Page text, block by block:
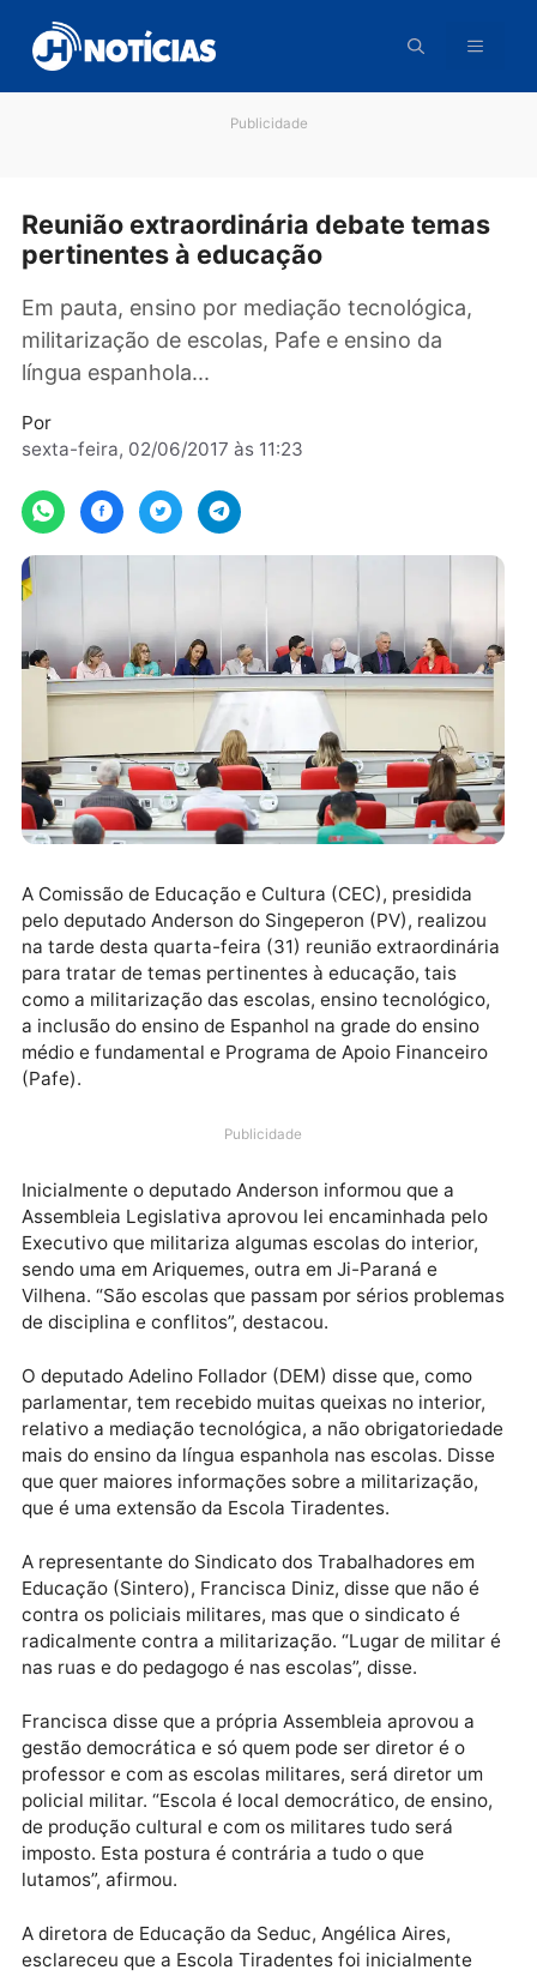
para
conteúdo
Reunião extraordinária debate
Em pauta, ensino por mediação tecnológica,
militarização de escolas, Pafe e ensino da
língua espanhola...
sexta-feira, 02/06/2017 às 11:23
A Comissão de Educação e Cultura (CEC), presidida
pelo deputado Anderson do Singeperon (PV),
na tarde desta quarta-feira (31) reunião
para tratar de temas pertinentes à educação, tais
a inclusão do ensino de Espanhol na grade do ensino
(Pafe).
Publicidade
Inicialmente o deputado Anderson informou que a
Executivo que militariza algumas escolas do interior,
sendo uma em Ariquemes, outra em Ji-Paraná e
Vilhena. “São escolas que passam por sérios
de disciplina e conflitos”, destacou.
parlamentar, tem recebido muitas queixas no
relativo a mediação tecnológica, a não
mais do ensino da língua espanhola nas escolas.
que quer maiores informações sobre a militarização,
que é uma extensão da Escola Tiradentes.
A representante do Sindicato dos Trabalhadores em
Educação (Sintero), Francisca Diniz, disse que não é
contra os policiais militares, mas que o sindicato é
radicalmente contra a militarização. “Lugar de
nas ruas e do pedagogo é nas escolas”, disse.
gestão democrática e só quem pode ser diretor é o
professor e com as escolas militares, será diretor um